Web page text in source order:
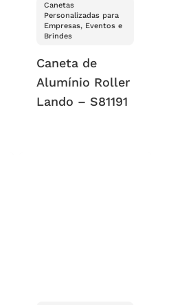
Canetas
Personalizadas para
Empresas, Eventos e
Brindes
Caneta de
Alumínio Roller
Lando – S81191